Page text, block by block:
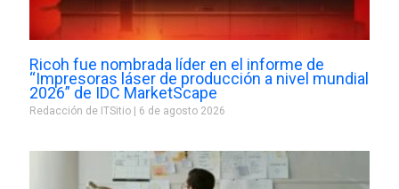
Ricoh fue nombrada líder en el informe de
“Impresoras láser de producción a nivel mundial
2026” de IDC MarketScape
Redacción de ITSitio 6 de agosto 2026